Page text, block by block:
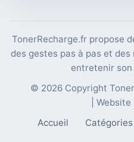
TonerRecharge.fr propose
des gestes pas à pas et
entretenir
© 2026 Copyright
|
Accueil
Catégories